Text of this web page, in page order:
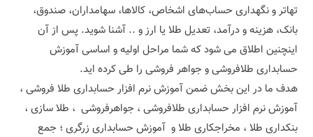
تهاتر و نگهداری حساب‌های اشخاص، کالاها، سهامداران، صندوق،
بانک، هزینه و درآمد، تعدیل طلا یا ارز و .. آشنا شوید. پس از آن
اینچنین اطلاق می شود که شما مراحل اولیه و اساسی آموزش
حسابداری طلافروشی و جواهر فروشی را طی کرده اید.
هدف ما در این بخش ضمن آموزش نرم افزار حسابداری طلا فروشی ،
آموزش نرم افزار حسابداری طلافروشی ، جواهرفروشی ، طلا سازی ،
بنکداری طلا ، مخراجکاری طلا و آموزش حسابداری زرگری ؛ جمع